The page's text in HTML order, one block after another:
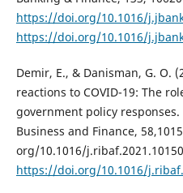
https://doi.org/10.1016/
https://doi.org/10.1016/
Demir, E., & Danisman, G. O.
reactions to COVID-19: The
government policy
Business and Finance,
org/10.1016/
https://doi.org/10.1016/